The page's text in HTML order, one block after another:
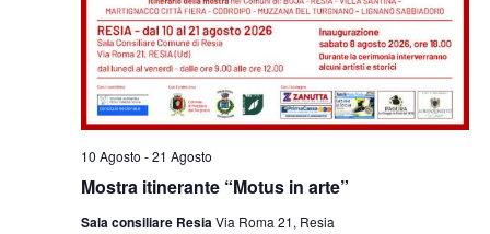
Mostra itinerante “Motus in arte”
10 Agosto -21 Agosto
Sala consiliare ResiaVia Roma 21, Resia